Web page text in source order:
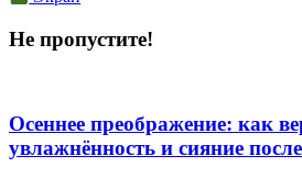
Не пропустите!
Осеннее преображение: как
увлажнённость и сияние